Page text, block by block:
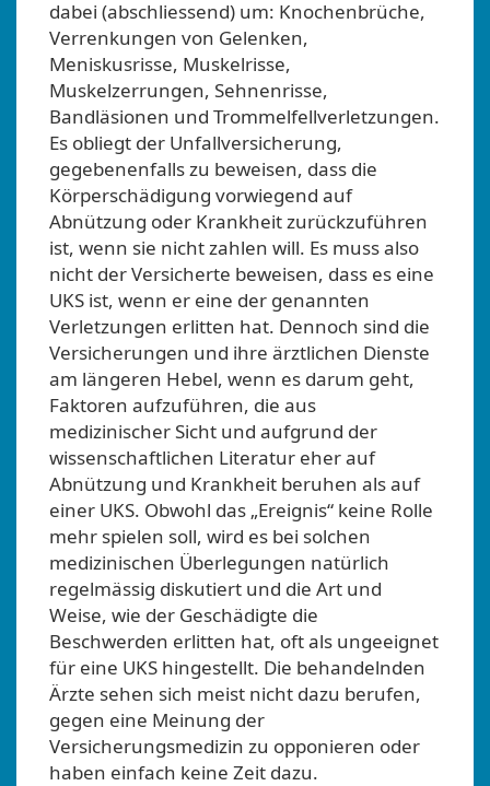
dabei (abschliessend) um: Knochenbrüche,
Verrenkungen von Gelenken,
Meniskusrisse, Muskelrisse,
Muskelzerrungen, Sehnenrisse,
Bandläsionen und Trommelfellverletzungen.
Es obliegt der Unfallversicherung,
gegebenenfalls zu beweisen, dass die
Körperschädigung vorwiegend auf
Abnützung oder Krankheit zurückzuführen
ist, wenn sie nicht zahlen will. Es muss also
nicht der Versicherte beweisen, dass es eine
UKS ist, wenn er eine der genannten
Verletzungen erlitten hat. Dennoch sind die
Versicherungen und ihre ärztlichen Dienste
am längeren Hebel, wenn es darum geht,
Faktoren aufzuführen, die aus
medizinischer Sicht und aufgrund der
wissenschaftlichen Literatur eher auf
Abnützung und Krankheit beruhen als auf
einer UKS. Obwohl das „Ereignis“ keine Rolle
mehr spielen soll, wird es bei solchen
medizinischen Überlegungen natürlich
regelmässig diskutiert und die Art und
Weise, wie der Geschädigte die
Beschwerden erlitten hat, oft als ungeeignet
für eine UKS hingestellt. Die behandelnden
Ärzte sehen sich meist nicht dazu berufen,
gegen eine Meinung der
Versicherungsmedizin zu opponieren oder
haben einfach keine Zeit dazu.